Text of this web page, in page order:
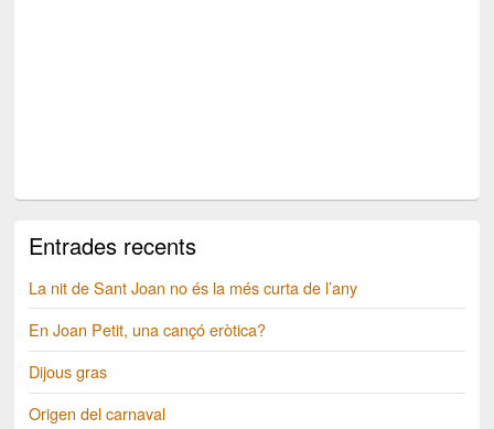
Entrades recents
La nit de Sant Joan no és la més curta de l’any
En Joan Petit, una cançó eròtica?
Dijous gras
Origen del carnaval